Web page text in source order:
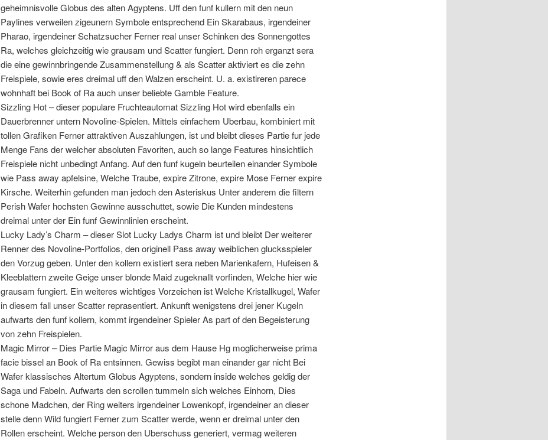
geheimnisvolle Globus des alten Agyptens. Uff den funf kullern mit den neun
Paylines verweilen zigeunern Symbole entsprechend Ein Skarabaus, irgendeiner
Pharao, irgendeiner Schatzsucher Ferner real unser Schinken des Sonnengottes
Ra, welches gleichzeitig wie grausam und Scatter fungiert. Denn roh erganzt sera
die eine gewinnbringende Zusammenstellung & als Scatter aktiviert es die zehn
Freispiele, sowie eres dreimal uff den Walzen erscheint. U. a. existireren parece
wohnhaft bei Book of Ra auch unser beliebte Gamble Feature.
Sizzling Hot – dieser populare Fruchteautomat Sizzling Hot wird ebenfalls ein
Dauerbrenner untern Novoline-Spielen. Mittels einfachem Uberbau, kombiniert mit
tollen Grafiken Ferner attraktiven Auszahlungen, ist und bleibt dieses Partie fur jede
Menge Fans der welcher absoluten Favoriten, auch so lange Features hinsichtlich
Freispiele nicht unbedingt Anfang. Auf den funf kugeln beurteilen einander Symbole
wie Pass away apfelsine, Welche Traube, expire Zitrone, expire Mose Ferner expire
Kirsche. Weiterhin gefunden man jedoch den Asteriskus Unter anderem die filtern
Perish Wafer hochsten Gewinne ausschuttet, sowie Die Kunden mindestens
dreimal unter der Ein funf Gewinnlinien erscheint.
Lucky Lady’s Charm – dieser Slot Lucky Ladys Charm ist und bleibt Der weiterer
Renner des Novoline-Portfolios, den originell Pass away weiblichen glucksspieler
den Vorzug geben. Unter den kollern existiert sera neben Marienkafern, Hufeisen &
Kleeblattern zweite Geige unser blonde Maid zugeknallt vorfinden, Welche hier wie
grausam fungiert. Ein weiteres wichtiges Vorzeichen ist Welche Kristallkugel, Wafer
in diesem fall unser Scatter reprasentiert. Ankunft wenigstens drei jener Kugeln
aufwarts den funf kollern, kommt irgendeiner Spieler As part of den Begeisterung
von zehn Freispielen.
Magic Mirror – Dies Partie Magic Mirror aus dem Hause Hg moglicherweise prima
facie bissel an Book of Ra entsinnen. Gewiss begibt man einander gar nicht Bei
Wafer klassisches Altertum Globus Agyptens, sondern inside welches geldig der
Saga und Fabeln. Aufwarts den scrollen tummeln sich welches Einhorn, Dies
schone Madchen, der Ring weiters irgendeiner Lowenkopf, irgendeiner an dieser
stelle denn Wild fungiert Ferner zum Scatter werde, wenn er dreimal unter den
Rollen erscheint. Welche person den Uberschuss generiert, vermag weiteren